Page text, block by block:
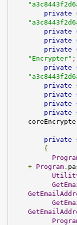
private
private
private
private
"Encrypter" ;
private
private
private
private
private
private
{
+ Program .